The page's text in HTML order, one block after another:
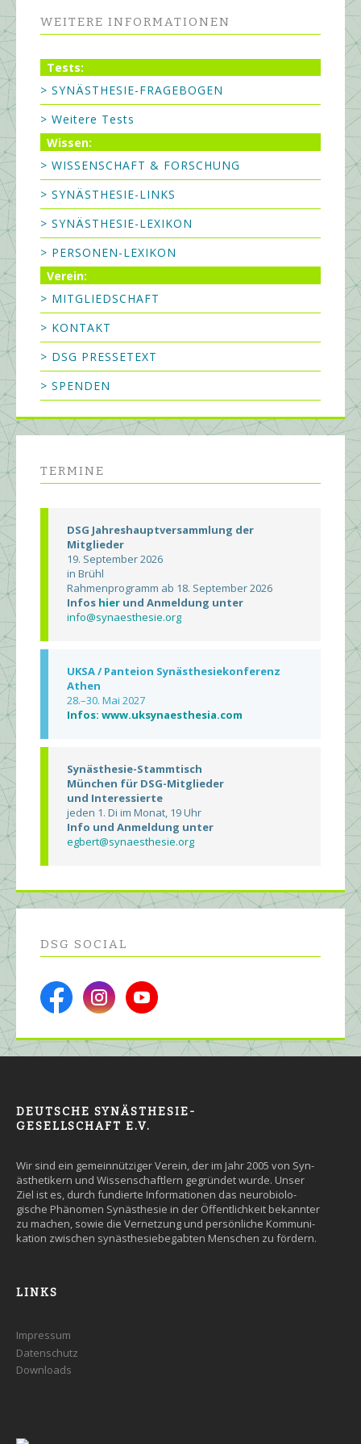
WEITERE INFORMATIONEN
Tests:
> SYNÄSTHESIE-FRAGEBOGEN
> Weitere Tests
Wissen:
> WISSENSCHAFT & FORSCHUNG
> SYNÄSTHESIE-LINKS
> SYNÄSTHESIE-LEXIKON
> PERSONEN-LEXIKON
Verein:
> MITGLIEDSCHAFT
> KONTAKT
> DSG PRESSETEXT
> SPENDEN
TERMINE
DSG Jahreshauptversammlung der
Mitglieder
19. September 2026
in Brühl
Rahmenprogramm ab 18. September 2026
Infos hier und Anmeldung unter
info@synaesthesie.org
UKSA / Panteion Synästhesiekonferenz
Athen
28.–30. Mai 2027
Infos: www.uksynaesthesia.com
Synästhesie-Stammtisch
München für DSG-Mitglieder
und Interessierte
jeden 1. Di im Monat, 19 Uhr
Info und Anmeldung unter
egbert@synaesthesie.org
DSG SOCIAL
DEUTSCHE SYNÄSTHESIE-
GESELLSCHAFT E.V.
Wir sind ein gemein­nütziger Ver­ein, der im Jahr 2005 von Syn­
äs­the­tikern und Wissen­schaft­lern ge­grün­det wurde. Un­ser
Ziel ist es, durch fun­dier­te Infor­ma­tio­nen das neuro­bio­lo­
gische Phäno­men Syn­äs­the­sie in der Öffent­lich­keit be­kann­ter
zu machen, so­wie die Ver­net­zung und persön­liche Kommuni­
kation zwi­schen syn­äs­the­sie­be­gab­ten Men­schen zu fördern.
LINKS
Impressum
Datenschutz
Downloads